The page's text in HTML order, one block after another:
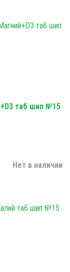
таб шип №15
Нет в наличии